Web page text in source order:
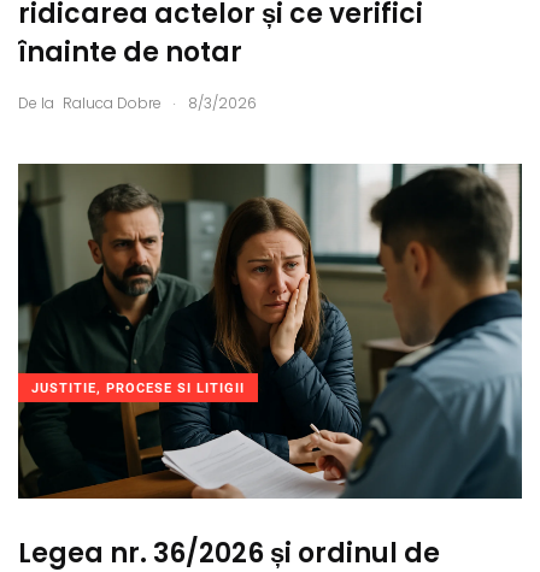
ridicarea actelor și ce verifici
înainte de notar
De la Raluca Dobre . 8/3/2026
JUSTITIE, PROCESE SI LITIGII
Legea nr. 36/2026 și ordinul de